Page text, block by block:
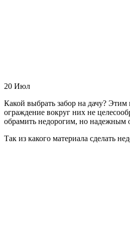
20 Июл
Какой выбрать забор на дачу? Этим
ограждение вокруг них не
обрамить недорогим, но надежным
Так из какого материала сделать